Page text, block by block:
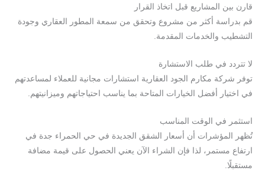
قارن بين المشاريع قبل اتخاذ القرار
قم بدراسة أكثر من مشروع وتحقق من سمعة المطور العقاري وجودة
التشطيب والخدمات المقدمة.
لا تتردد في طلب الاستشارة
توفر شركة مكارم الجود العقارية استشارات مجانية للعملاء لمساعدتهم
في اختيار أفضل الخيارات المتاحة بما يناسب احتياجاتهم وميزانيتهم.
استثمر في الوقت المناسب
تُظهر المؤشرات أن أسعار الشقق الجديدة في حي الحمراء جدة في
ارتفاع مستمر، لذا فإن الشراء الآن يعني الحصول على قيمة مضافة
مستقبلًا.